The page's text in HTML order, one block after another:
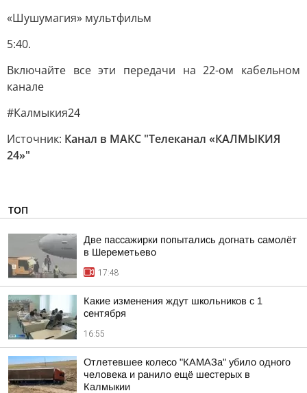
«Шушумагия» мультфильм
5:40.
Включайте все эти передачи на 22-ом кабельном
канале
#Калмыкия24
Источник: Канал в МАКС "Телеканал «КАЛМЫКИЯ
24»"
ТОП
Две пассажирки попытались догнать самолёт
в Шереметьево
17:48
Какие изменения ждут школьников с 1
сентября
16:55
Отлетевшее колесо "КАМАЗа" убило одного
человека и ранило ещё шестерых в
Калмыкии